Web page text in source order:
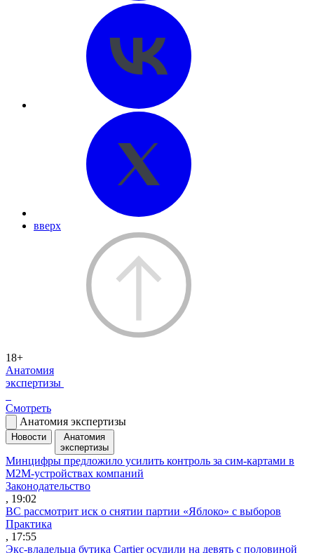
вверх
18+
Анатомия
экспертизы
Смотреть
Анатомия экспертизы
Новости
Анатомия
экспертизы
Минцифры предложило усилить контроль за сим-картами в
M2M-устройствах компаний
Законодательство
, 19:02
ВС рассмотрит иск о снятии партии «Яблоко» с выборов
Практика
, 17:55
Экс-владельца бутика Cartier осудили на девять с половиной